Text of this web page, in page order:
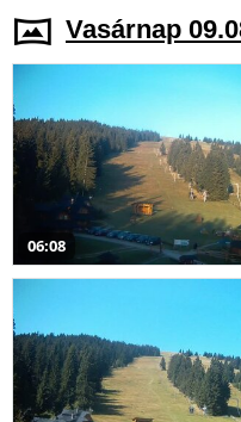
Vasárnap
06:08